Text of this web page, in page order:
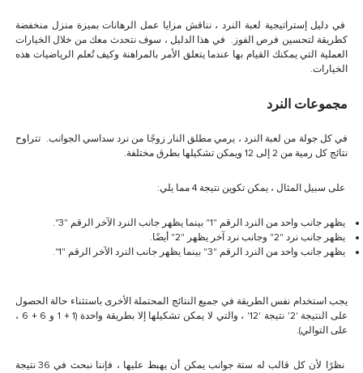
في دليل إستراتيجية لعبة النرد ، نناقش مزايا عمل الرهانات بميزة منزل منخفضة
كطريقة لتحسين فرص الفوز. في هذا الدليل ، سوف نتحدث معك من خلال الخيارات
العملية التي يمكنك القيام بها عندما يتعلق الأمر بالمراهنة وكيف تُعلم الرياضيات هذه
الخيارات.
مجموعات النرد
في كل جولة من لعبة النرد ، يرمي مطلق النار زوجًا من نرد سداسي الجوانب. تتراوح
نتائج كل رمية من 2 إلى 12 ويمكن تشكيلها بطرق مختلفة.
على سبيل المثال ، يمكن تكوين نتيجة 4 مما يلي:
يظهر جانب واحد من النرد الرقم "1" بينما يظهر جانب النرد الآخر الرقم "3".
يظهر جانب نرد "2" وجانب نرد آخر يظهر "2" أيضًا.
يظهر جانب واحد من النرد الرقم "3" بينما يظهر جانب النرد الآخر الرقم "1".
يجب استخدام نفس الطريقة في جميع النتائج المحتملة الأخرى باستثناء حالة الحصول
على النتيجة '2' نتيجة '12' ، والتي لا يمكن تشكيلها إلا بطريقة واحدة (1 + 1 و 6 + 6 ،
على التوالي).
نظرًا لأن كل قالب له ستة جوانب يمكن أن يهبط عليها ، فإننا نبحث في 36 نتيجة